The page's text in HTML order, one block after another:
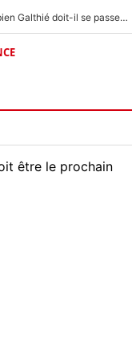
Le XV de France a trouvé son remplaçant : Fabien Galthié doit-il se passer d'Antoine Dupont ?
être le prochain